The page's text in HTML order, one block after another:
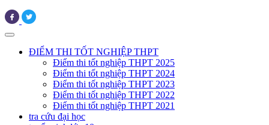
ĐIỂM THI TỐT NGHIỆP THPT
Điểm thi tốt nghiệp THPT 2025
Điểm thi tốt nghiệp THPT 2024
Điểm thi tốt nghiệp THPT 2023
Điểm thi tốt nghiệp THPT 2022
Điểm thi tốt nghiệp THPT 2021
tra cứu đại học